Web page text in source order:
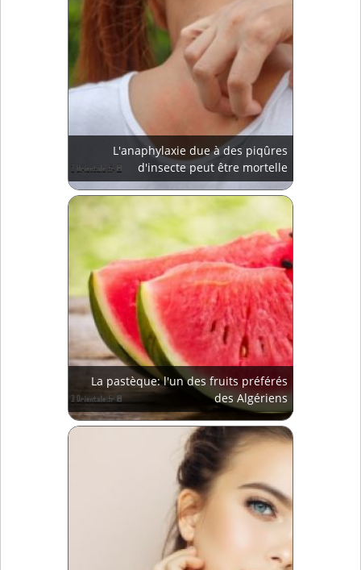
L'anaphylaxie due à des piqûres
d'insecte peut être mortelle
La pastèque: l'un des fruits préférés
des Algériens